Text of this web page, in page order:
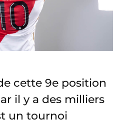
cette 9e position
il y a des milliers
un tournoi